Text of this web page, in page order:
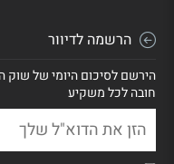
הרשמה לדיוור
הירשם לסיכום היומי של שוק
חובה לכל משקיע